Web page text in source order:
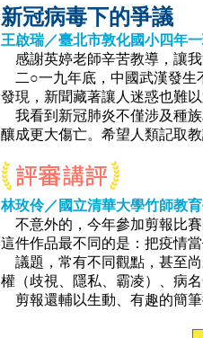
新冠病毒下的爭議
王啟瑞／臺北市敦化國小四年
感謝英婷老師辛苦教導，讓我
二○一九年底，中國武漢發生
發現，新聞藏著讓人迷惑也難
我看到新冠肺炎不僅涉及種
釀成更大傷亡。希望人類記取
林玫伶／國立清華大學竹師教
不意外的，今年參加剪報比
這件作品最不同的是：把疫情當
議題，常有不同觀點，甚至
權（歧視、隱私、霸凌）、病名
剪報還輔以生動、有趣的簡筆